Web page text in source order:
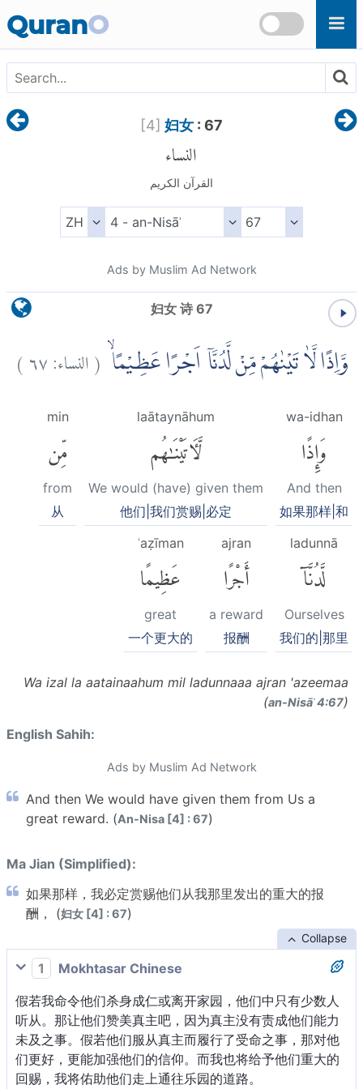
QuranO
[4] 妇女: 67
النساء
القرآن الكريم
Ads by Muslim Ad Network
妇女 诗 67
وَّاِذًا لَّاٰ تَيْنٰهُمْ مِّنْ لَّدُنَّآ اَجْرًا عَظِيْمًاۙ (النساء:٦٧)
wa-idhan
وَإِذًا
And then
如果那样|和
laātaynāhum
لَّءَاتَيْنَٰهُم
We would (have) given them
他们|我们赏赐|必定
min
مِّن
from
从
ladunnā
لَّدُنَّآ
Ourselves
我们的|那里
ajran
أَجْرًا
a reward
报酬
ʿaẓīman
عَظِيمًا
great
一个更大的
Wa izal la aatainaahum mil ladunnaaa ajran 'azeemaa
(an-Nisāʾ 4:67)
English Sahih:
Ads by Muslim Ad Network
And then We would have given them from Us a
great reward. (An-Nisa [4] : 67)
Ma Jian (Simplified):
如果那样，我必定赏赐他们从我那里发出的重大的报
酬， (妇女 [4] : 67)
Collapse
1
Mokhtasar Chinese
假若我命令他们杀身成仁或离开家园，他们中只有少数人
听从。那让他们赞美真主吧，因为真主没有责成他们能力
未及之事。假若他们服从真主而履行了受命之事，那对他
们更好，更能加强他们的信仰。而我也将给予他们重大的
回赐，我将佑助他们走上通往乐园的道路。